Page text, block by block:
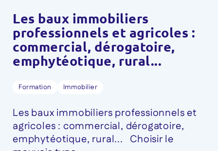
Les baux immobiliers
professionnels et agricoles :
commercial, dérogatoire,
emphytéotique, rural...
Formation Immobilier
Les baux immobiliers professionnels et
agricoles : commercial, dérogatoire,
emphytéotique, rural... Choisir le